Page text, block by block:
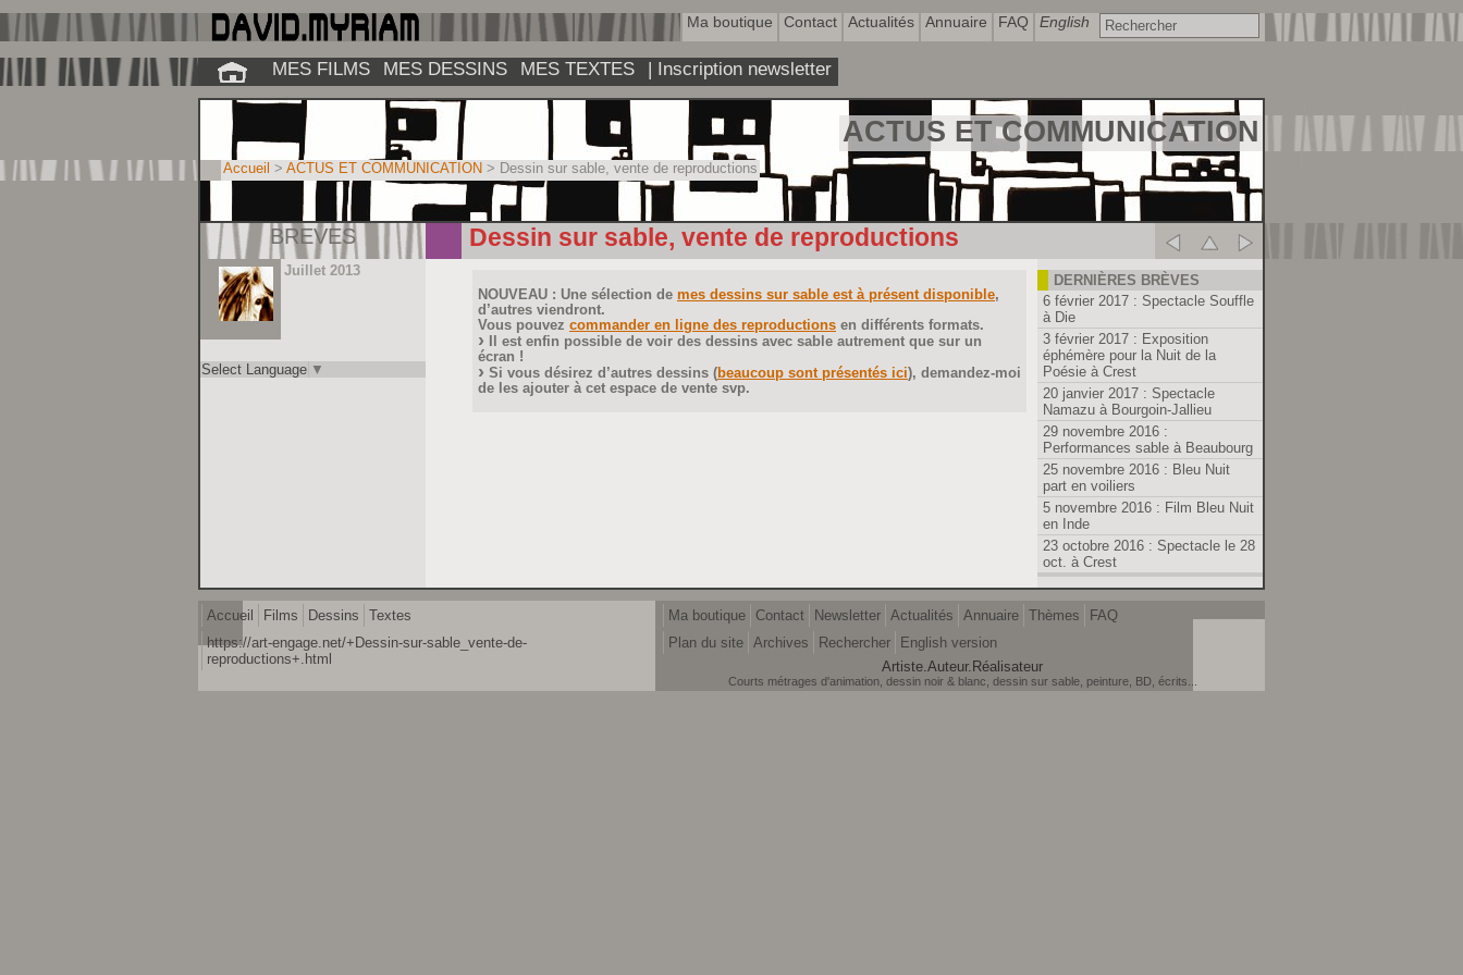
BREVES
Juillet 2013
Select Language ▼
Dessin sur sable, vente de reproductions
NOUVEAU : Une sélection de mes dessins sur sable est à présent disponible,
d’autres viendront.
Vous pouvez commander en ligne des reproductions en différents formats.
Il est enfin possible de voir des dessins avec sable autrement que sur un
écran !
Si vous désirez d’autres dessins (beaucoup sont présentés ici), demandez-moi
de les ajouter à cet espace de vente svp.
DERNIÈRES BRÈVES
6 février 2017 : Spectacle Souffle
à Die
3 février 2017 : Exposition
éphémère pour la Nuit de la
Poésie à Crest
20 janvier 2017 : Spectacle
Namazu à Bourgoin-Jallieu
29 novembre 2016 :
Performances sable à Beaubourg
25 novembre 2016 : Bleu Nuit
part en voiliers
5 novembre 2016 : Film Bleu Nuit
en Inde
23 octobre 2016 : Spectacle le 28
oct. à Crest
ACTUS ET COMMUNICATION
Accueil > ACTUS ET COMMUNICATION > Dessin sur sable, vente de reproductions
Accueil Films Dessins
Textes
https://art-engage.net/+Dessin-sur-sable_vente-de-
reproductions+.html
Ma boutique Contact Newsletter Actualités Annuaire Thèmes
FAQ
Plan du site Archives Rechercher
English version
Artiste.Auteur.Réalisateur
Courts métrages d'animation, dessin noir & blanc, dessin sur sable, peinture, BD, écrits...
Ma boutique Contact Actualités Annuaire FAQ English
MES FILMS MES DESSINS MES TEXTES | Inscription newsletter